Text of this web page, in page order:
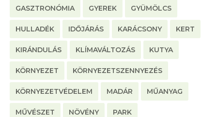
GASZTRONÓMIA GYEREK GYÜMÖLCS
HULLADÉK IDŐJÁRÁS KARÁCSONY KERT
KIRÁNDULÁS KLÍMAVÁLTOZÁS KUTYA
KÖRNYEZET KÖRNYEZETSZENNYEZÉS
KÖRNYEZETVÉDELEM MADÁR MŰANYAG
MŰVÉSZET NÖVÉNY PARK